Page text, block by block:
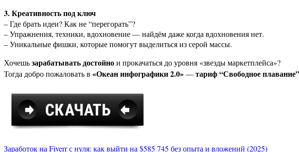
3. Креативность под ключ
– Где брать идеи? Как не “перегорать”?
– Упражнения, техники, вдохновение — найдём даже когда вдохновения нет.
– Уникальные фишки, которые помогут выделиться из серой массы.
Хочешьзарабатывать достойнои прокачаться до уровня «звезды маркетплейса»?
Тогда добро пожаловать в «Океан инфографики 2.0»—тариф “Свободное плавание”
Заработок на Fiverr с нуля: как выйти на $585 745 без опыта и вложений (2025)